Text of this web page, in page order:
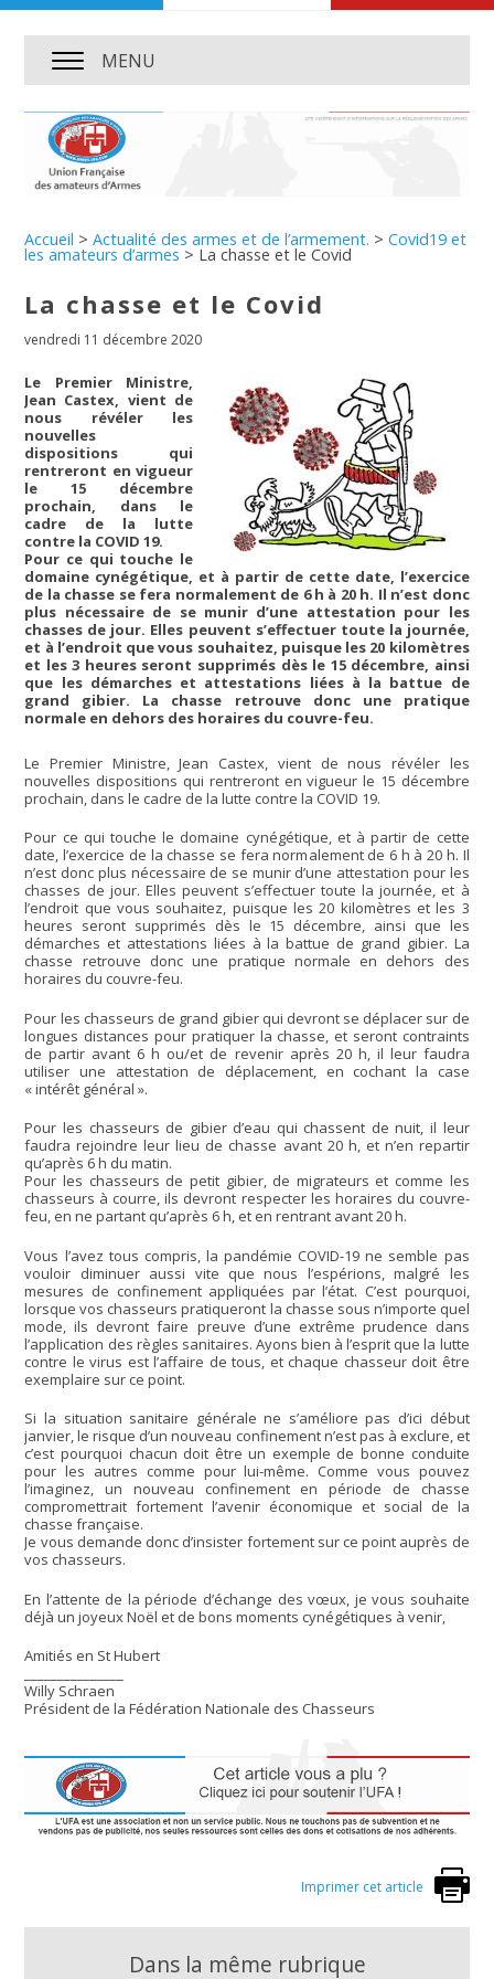
MENU
Accueil >Actualité des armes et de l’armement. >Covid19 et
les amateurs d’armes > La chasse et le Covid
La chasse et le Covid
vendredi 11 décembre 2020
Le Premier Ministre,
Jean Castex, vient de
nous révéler les
nouvelles
dispositions qui
rentreront en vigueur
le 15 décembre
prochain, dans le
cadre de la lutte
contre la COVID 19.
Pour ce qui touche le
domaine cynégétique, et à partir de cette date, l’exercice
de la chasse se fera normalement de 6 h à 20 h. Il n’est donc
plus nécessaire de se munir d’une attestation pour les
chasses de jour. Elles peuvent s’effectuer toute la journée,
et à l’endroit que vous souhaitez, puisque les 20 kilomètres
et les 3 heures seront supprimés dès le 15 décembre, ainsi
que les démarches et attestations liées à la battue de
grand gibier. La chasse retrouve donc une pratique
normale en dehors des horaires du couvre-feu.
Le Premier Ministre, Jean Castex, vient de nous révéler les
nouvelles dispositions qui rentreront en vigueur le 15 décembre
prochain, dans le cadre de la lutte contre la COVID 19.
Pour ce qui touche le domaine cynégétique, et à partir de cette
date, l’exercice de la chasse se fera normalement de 6 h à 20 h. Il
n’est donc plus nécessaire de se munir d’une attestation pour les
chasses de jour. Elles peuvent s’effectuer toute la journée, et à
l’endroit que vous souhaitez, puisque les 20 kilomètres et les 3
heures seront supprimés dès le 15 décembre, ainsi que les
démarches et attestations liées à la battue de grand gibier. La
chasse retrouve donc une pratique normale en dehors des
horaires du couvre-feu.
Pour les chasseurs de grand gibier qui devront se déplacer sur de
longues distances pour pratiquer la chasse, et seront contraints
de partir avant 6 h ou/et de revenir après 20 h, il leur faudra
utiliser une attestation de déplacement, en cochant la case
« intérêt général ».
Pour les chasseurs de gibier d’eau qui chassent de nuit, il leur
faudra rejoindre leur lieu de chasse avant 20 h, et n’en repartir
qu’après 6 h du matin.
Pour les chasseurs de petit gibier, de migrateurs et comme les
chasseurs à courre, ils devront respecter les horaires du couvre-
feu, en ne partant qu’après 6 h, et en rentrant avant 20 h.
Vous l’avez tous compris, la pandémie COVID-19 ne semble pas
vouloir diminuer aussi vite que nous l’espérions, malgré les
mesures de confinement appliquées par l’état. C’est pourquoi,
lorsque vos chasseurs pratiqueront la chasse sous n’importe quel
mode, ils devront faire preuve d’une extrême prudence dans
l’application des règles sanitaires. Ayons bien à l’esprit que la lutte
contre le virus est l’affaire de tous, et chaque chasseur doit être
exemplaire sur ce point.
Si la situation sanitaire générale ne s’améliore pas d’ici début
janvier, le risque d’un nouveau confinement n’est pas à exclure, et
c’est pourquoi chacun doit être un exemple de bonne conduite
pour les autres comme pour lui-même. Comme vous pouvez
l’imaginez, un nouveau confinement en période de chasse
compromettrait fortement l’avenir économique et social de la
chasse française.
Je vous demande donc d’insister fortement sur ce point auprès de
vos chasseurs.
En l’attente de la période d’échange des vœux, je vous souhaite
déjà un joyeux Noël et de bons moments cynégétiques à venir,
Amitiés en St Hubert
Willy Schraen
Président de la Fédération Nationale des Chasseurs
Imprimer cet article
Dans la même rubrique